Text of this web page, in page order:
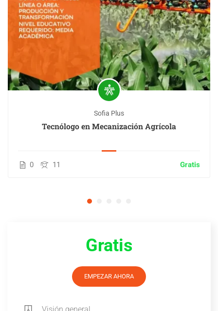
Sofia Plus
Tecnólogo en Mecanización Agrícola
0 11 Gratis
Gratis
EMPEZAR AHORA